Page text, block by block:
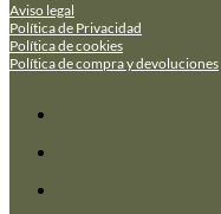
Aviso legal
Política de Privacidad
Política de cookies
Política de compra y devoluciones